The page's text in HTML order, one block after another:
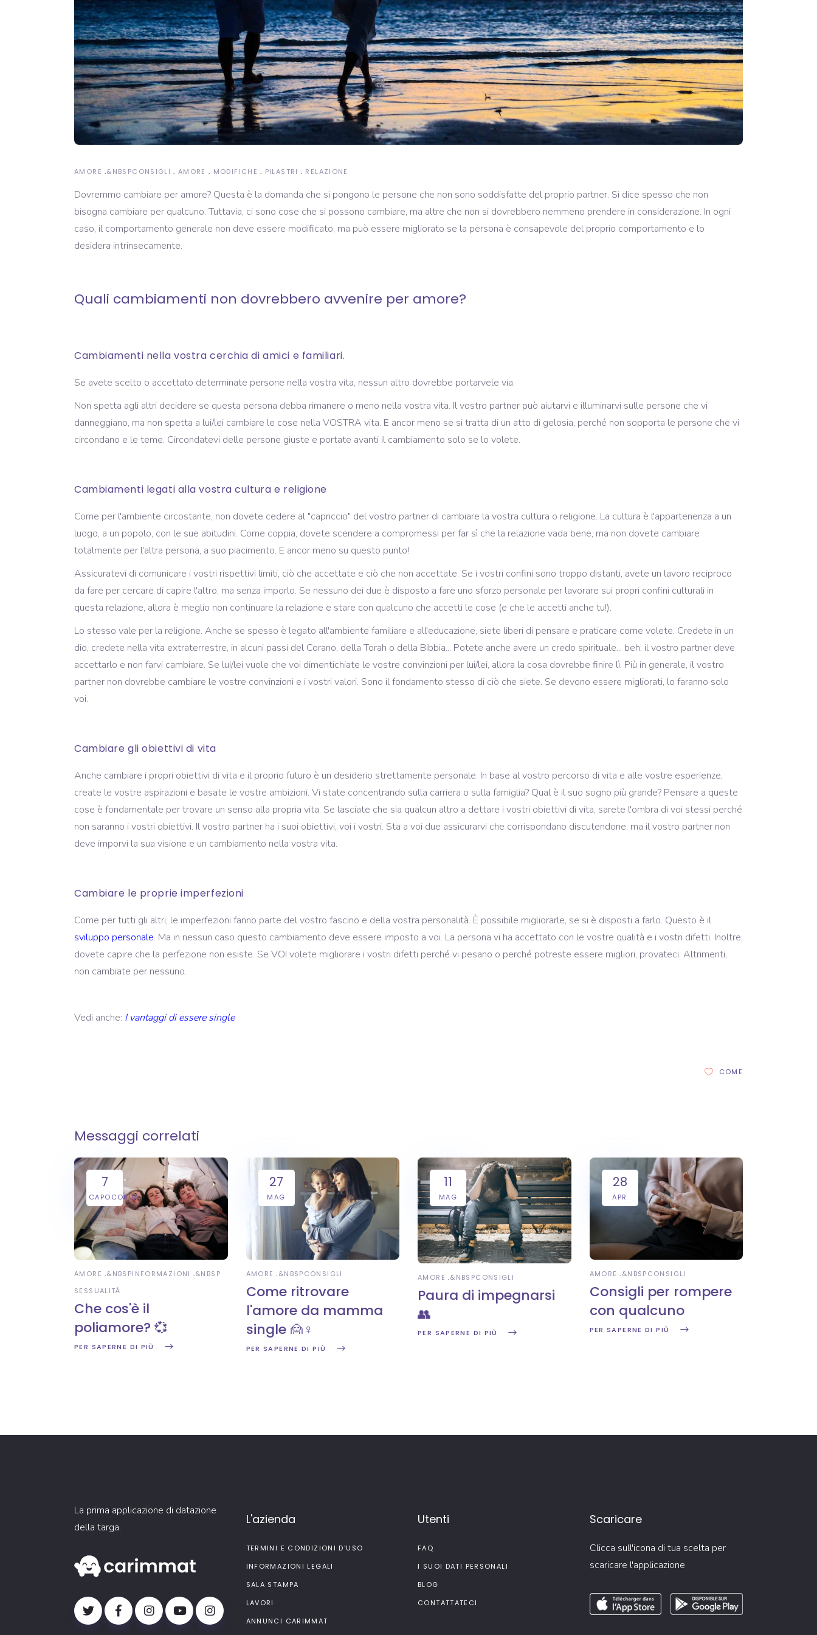
AMORE &NBSPCONSIGLI AMORE MODIFICHE PILASTRI RELAZIONE
Dovremmo cambiare per amore? Questa è la domanda che si pongono le persone che non sono soddisfatte del proprio partner. Si dice spesso che non
bisogna cambiare per qualcuno. Tuttavia, ci sono cose che si possono cambiare, ma altre che non si dovrebbero nemmeno prendere in considerazione. In ogni
caso, il comportamento generale non deve essere modificato, ma può essere migliorato se la persona è consapevole del proprio comportamento e lo
desidera intrinsecamente.
Quali cambiamenti non dovrebbero avvenire per amore?
Cambiamenti nella vostra cerchia di amici e familiari.
Se avete scelto o accettato determinate persone nella vostra vita, nessun altro dovrebbe portarvele via.
Non spetta agli altri decidere se questa persona debba rimanere o meno nella vostra vita. Il vostro partner può aiutarvi e illuminarvi sulle persone che vi
danneggiano, ma non spetta a lui/lei cambiare le cose nella VOSTRA vita. E ancor meno se si tratta di un atto di gelosia, perché non sopporta le persone che vi
circondano e le teme. Circondatevi delle persone giuste e portate avanti il cambiamento solo se lo volete.
Cambiamenti legati alla vostra cultura e religione
Come per l'ambiente circostante, non dovete cedere al "capriccio" del vostro partner di cambiare la vostra cultura o religione. La cultura è l'appartenenza a un
luogo, a un popolo, con le sue abitudini. Come coppia, dovete scendere a compromessi per far sì che la relazione vada bene, ma non dovete cambiare
totalmente per l'altra persona, a suo piacimento. E ancor meno su questo punto!
Assicuratevi di comunicare i vostri rispettivi limiti, ciò che accettate e ciò che non accettate. Se i vostri confini sono troppo distanti, avete un lavoro reciproco
da fare per cercare di capire l'altro, ma senza imporlo. Se nessuno dei due è disposto a fare uno sforzo personale per lavorare sui propri confini culturali in
questa relazione, allora è meglio non continuare la relazione e stare con qualcuno che accetti le cose (e che le accetti anche tu!).
Lo stesso vale per la religione. Anche se spesso è legato all'ambiente familiare e all'educazione, siete liberi di pensare e praticare come volete. Credete in un
dio, credete nella vita extraterrestre, in alcuni passi del Corano, della Torah o della Bibbia... Potete anche avere un credo spirituale... beh, il vostro partner deve
accettarlo e non farvi cambiare. Se lui/lei vuole che voi dimentichiate le vostre convinzioni per lui/lei, allora la cosa dovrebbe finire lì. Più in generale, il vostro
partner non dovrebbe cambiare le vostre convinzioni e i vostri valori. Sono il fondamento stesso di ciò che siete. Se devono essere migliorati, lo faranno solo
voi.
Cambiare gli obiettivi di vita
Anche cambiare i propri obiettivi di vita e il proprio futuro è un desiderio strettamente personale. In base al vostro percorso di vita e alle vostre esperienze,
create le vostre aspirazioni e basate le vostre ambizioni. Vi state concentrando sulla carriera o sulla famiglia? Qual è il suo sogno più grande? Pensare a queste
cose è fondamentale per trovare un senso alla propria vita. Se lasciate che sia qualcun altro a dettare i vostri obiettivi di vita, sarete l'ombra di voi stessi perché
non saranno i vostri obiettivi. Il vostro partner ha i suoi obiettivi, voi i vostri. Sta a voi due assicurarvi che corrispondano discutendone, ma il vostro partner non
deve imporvi la sua visione e un cambiamento nella vostra vita.
Cambiare le proprie imperfezioni
Come per tutti gli altri, le imperfezioni fanno parte del vostro fascino e della vostra personalità. È possibile migliorarle, se si è disposti a farlo. Questo è il
sviluppo personale. Ma in nessun caso questo cambiamento deve essere imposto a voi. La persona vi ha accettato con le vostre qualità e i vostri difetti. Inoltre,
dovete capire che la perfezione non esiste. Se VOI volete migliorare i vostri difetti perché vi pesano o perché potreste essere migliori, provateci. Altrimenti,
non cambiate per nessuno.
Vedi anche: I vantaggi di essere single
COME
Messaggi correlati
7
CAPOCORDA
AMORE &NBSPINFORMAZIONI
&NBSP
SESSUALITÀ
Che cos'è il
poliamore? 💞
PER SAPERNE DI PIÙ
27
MAG
AMORE &NBSPCONSIGLI
Come ritrovare
l'amore da mamma
single 🙍♀️
PER SAPERNE DI PIÙ
11
MAG
AMORE &NBSPCONSIGLI
Paura di impegnarsi
👥
PER SAPERNE DI PIÙ
28
APR
AMORE &NBSPCONSIGLI
Consigli per rompere
con qualcuno
PER SAPERNE DI PIÙ
La prima applicazione di datazione
della targa.
L'azienda
TERMINI E CONDIZIONI D'USO
INFORMAZIONI LEGALI
SALA STAMPA
LAVORI
ANNUNCI CARIMMAT
Utenti
FAQ
I SUOI DATI PERSONALI
BLOG
CONTATTATECI
Scaricare
Clicca sull'icona di tua scelta per
scaricare l'applicazione